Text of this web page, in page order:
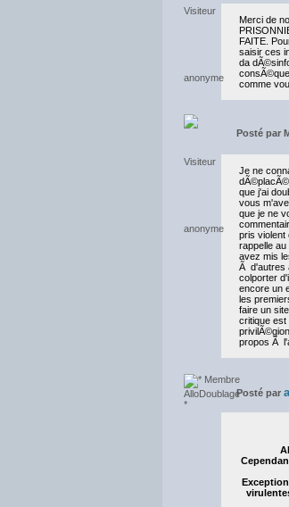
Merci de
FAITE.
saisir ces
da
comme
Posté par
Je ne
que j'ai
vous
que je ne
pris violent
rappelle
avez mis
Ã d'autres
colporter
encore un
les
faire un
critique
propos Ã
Posté par